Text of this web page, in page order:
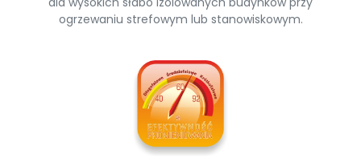
ogrzewaniu strefowym lub stanowiskowym.